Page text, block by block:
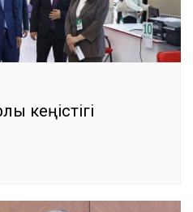
кеңістігі